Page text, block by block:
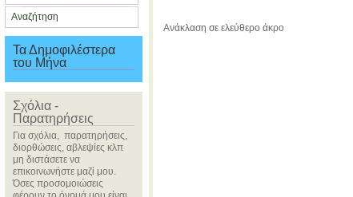
Αναζήτηση
Τα Δημοφιλέστερα
του Μήνα
Σχόλια -
Παρατηρήσεις
Για σχόλια, παρατηρήσεις,
διορθώσεις, αβλεψίες κλπ
μη διστάσετε να
επικοινωνήστε μαζί μου.
Όσες προσομοιώσεις
Ανάκλαση σε ελεύθερο άκρο